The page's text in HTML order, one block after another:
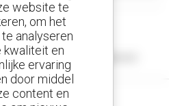
enkel resultaat opgeleverd.
website te
om het
analyseren
kwaliteit en
ervaring
door middel
content en